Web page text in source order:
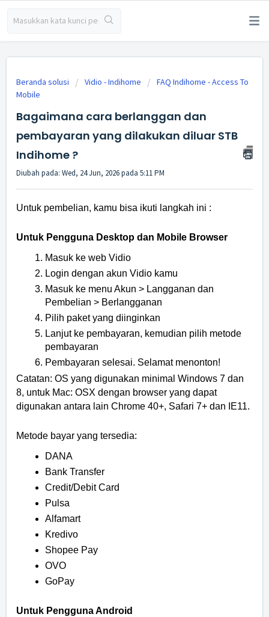
Beranda solusi Vidio - Indihome
FAQ Indihome - Access To
Mobile
Bagaimana cara berlanggan dan
pembayaran yang dilakukan diluar STB
Indihome ?
Diubah pada: Wed, 24 Jun, 2026 pada 5:11 PM
Untuk pembelian, kamu bisa ikuti langkah ini :
Untuk Pengguna Desktop dan Mobile Browser
Masuk ke web Vidio
Login dengan akun Vidio kamu
Masuk ke menu Akun > Langganan dan
Pembelian > Berlangganan
Pilih paket yang diinginkan
Lanjut ke pembayaran, kemudian pilih metode
pembayaran
Pembayaran selesai. Selamat menonton!
Catatan: OS yang digunakan minimal Windows 7 dan
8, untuk Mac: OSX dengan browser yang dapat
digunakan antara lain Chrome 40+, Safari 7+ dan IE11.
Metode bayar yang tersedia:
DANA
Bank Transfer
Credit/Debit Card
Pulsa
Alfamart
Kredivo
Shopee Pay
OVO
GoPay
Untuk Pengguna Android